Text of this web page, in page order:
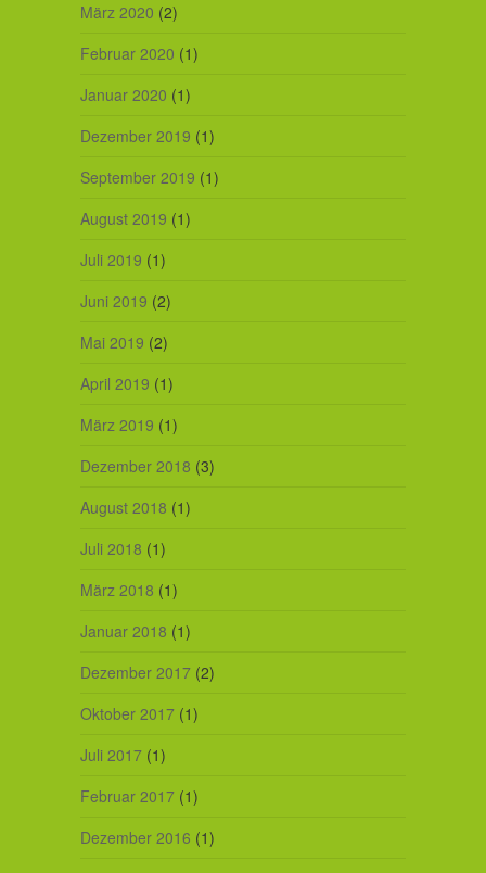
März 2020 (2)
Februar 2020 (1)
Januar 2020 (1)
Dezember 2019 (1)
September 2019 (1)
August 2019 (1)
Juli 2019 (1)
Juni 2019 (2)
Mai 2019 (2)
April 2019 (1)
März 2019 (1)
Dezember 2018 (3)
August 2018 (1)
Juli 2018 (1)
März 2018 (1)
Januar 2018 (1)
Dezember 2017(2)
Oktober 2017(1)
Juli 2017(1)
Februar 2017(1)
Dezember 2016 (1)